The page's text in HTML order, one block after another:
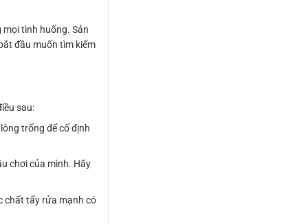
tình huống. Sản
đầu muốn tìm kiếm
sau:
trống để cố định
chơi của mình. Hãy
chất tẩy rửa mạnh có